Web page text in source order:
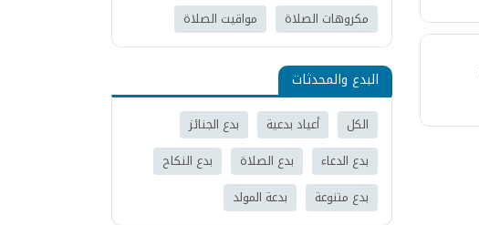
مكروهات الصلاة
مواقيت الصلاة
البدع والمحدثات
الكل أعياد بدعية
بدع الجنائز
بدع الدعاء
بدع الصلاة
بدع النكاح
بدع متنوعة
بدعة المولد